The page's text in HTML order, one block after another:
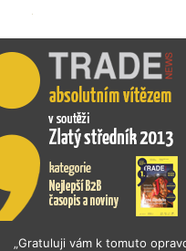
„Gratuluji vám k tomuto